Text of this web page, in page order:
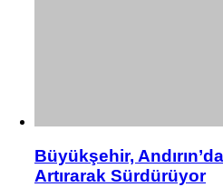
Büyükşehir, Andırın’da
Artırarak Sürdürüyor